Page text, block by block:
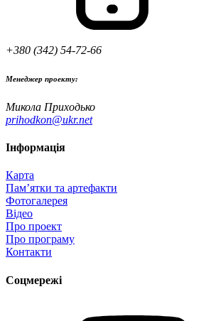
+380 (342) 54-72-66
Менеджер проекту:
Микола Приходько
prihodkon@ukr.net
Інформація
Карта
Пам’ятки та артефакти
Фотогалерея
Відео
Про проект
Про програму
Контакти
Соцмережі